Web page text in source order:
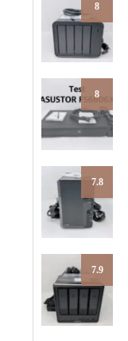
8
8
7.8
7.9